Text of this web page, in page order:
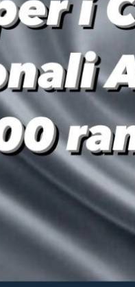
Assoluti nei 100 rana.